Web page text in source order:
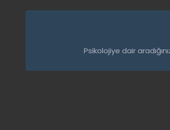
Psikolojiye dair